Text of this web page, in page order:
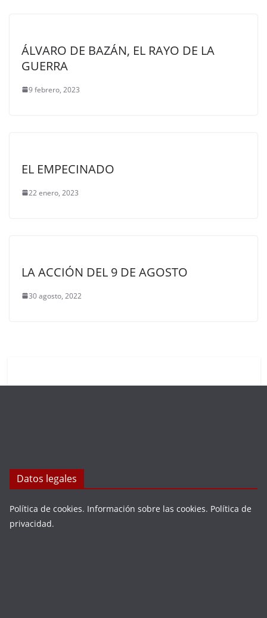
ÁLVARO DE BAZÁN, EL RAYO DE LA
GUERRA
9 febrero, 2023
EL EMPECINADO
22 enero, 2023
LA ACCIÓN DEL 9 DE AGOSTO
30 agosto, 2022
Datos legales
Política de cookies. Información sobre las cookies. Política de
privacidad.